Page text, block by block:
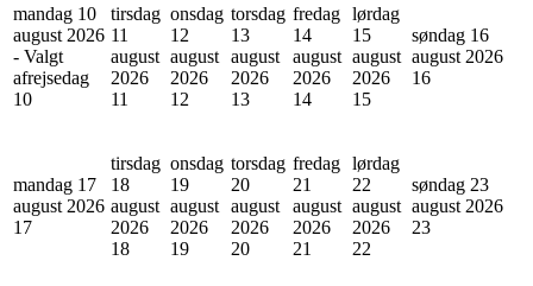
mandag 10
august 2026
- Valgt
afrejsedag
10
tirsdag
11
august
2026
11
onsdag
12
august
2026
12
torsdag
13
august
2026
13
fredag
14
august
2026
14
lørdag
15
august
2026
15
søndag 16
august 2026
16
mandag 17
august 2026
17
tirsdag
18
august
2026
18
onsdag
19
august
2026
19
torsdag
20
august
2026
20
fredag
21
august
2026
21
lørdag
22
august
2026
22
søndag 23
august 2026
23